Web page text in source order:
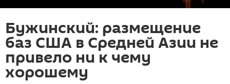
Бужинский: размещение
баз США в Средней Азии не
привело ни к чему
хорошему